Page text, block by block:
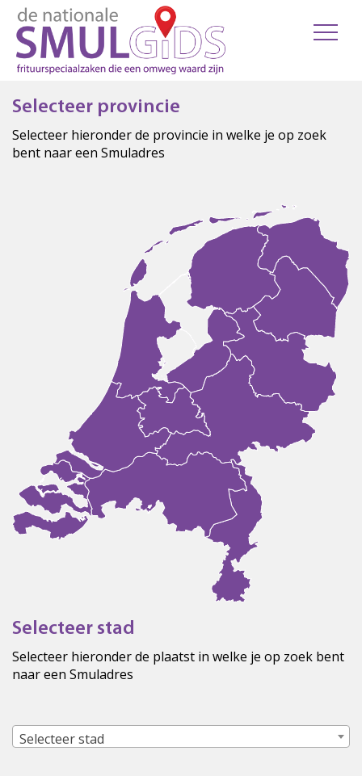
Selecteer provincie
Selecteer hieronder de provincie in welke je op zoek
bent naar een Smuladres
Selecteer stad
Selecteer hieronder de plaatst in welke je op zoek bent
naar een Smuladres
Selecteer stad